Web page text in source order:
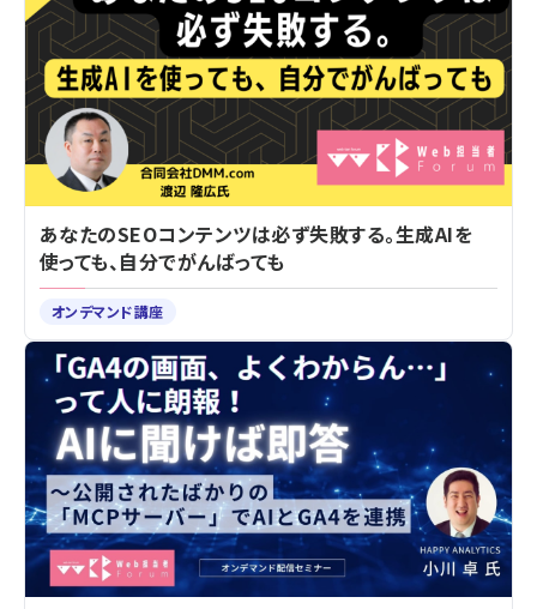
あなたのSEOコンテンツは必ず失敗する。生成AIを
使っても、自分でがんばっても
オンデマンド講座